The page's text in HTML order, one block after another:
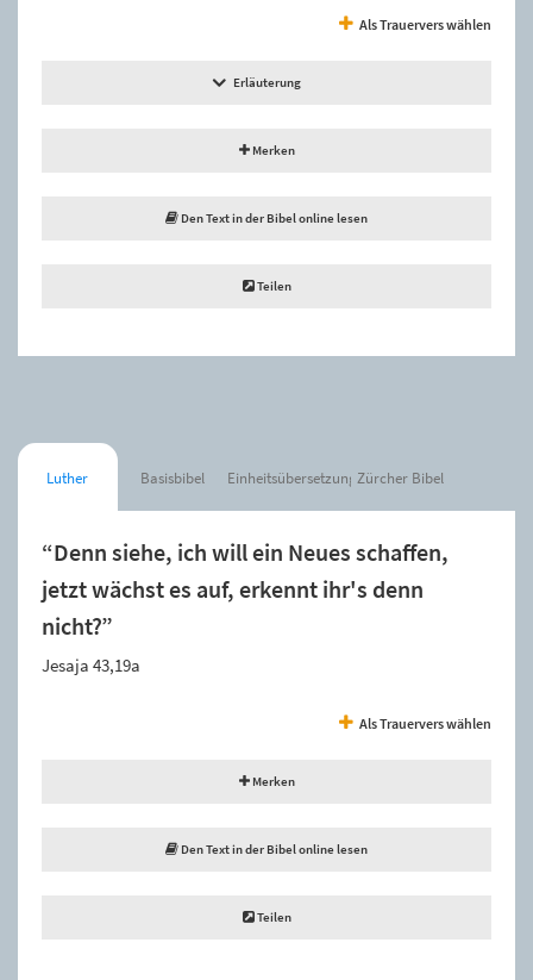
Als Trauervers wählen
Erläuterung
Merken
Den Text in der Bibel online lesen
Teilen
Luther Basisbibel Einheitsübersetzung Zürcher Bibel
“Denn siehe, ich will ein Neues schaffen,
jetzt wächst es auf, erkennt ihr's denn
nicht?”
Jesaja 43,19a
Als Trauervers wählen
Merken
Den Text in der Bibel online lesen
Teilen